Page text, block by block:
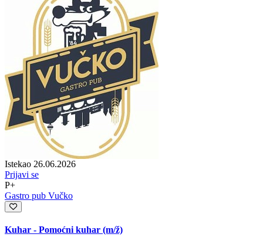
Istekao 26.06.2026
Prijavi se
P+
Gastro pub Vučko
Kuhar - Pomoćni kuhar (m/ž)